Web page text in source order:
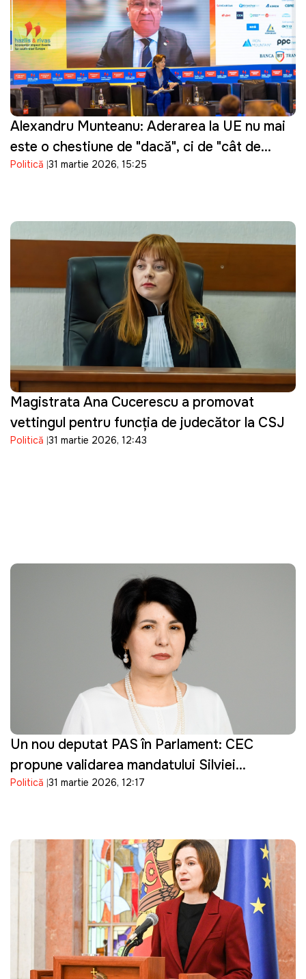
Alexandru Munteanu: Aderarea la UE nu mai
este o chestiune de "dacă", ci de "cât de
repede"
Politică 31 martie 2026, 15:25
Magistrata Ana Cucerescu a promovat
vettingul pentru funcția de judecător la CSJ
Politică 31 martie 2026, 12:43
Un nou deputat PAS în Parlament: CEC
propune validarea mandatului Silviei
Bondarenco
Politică 31 martie 2026, 12:17